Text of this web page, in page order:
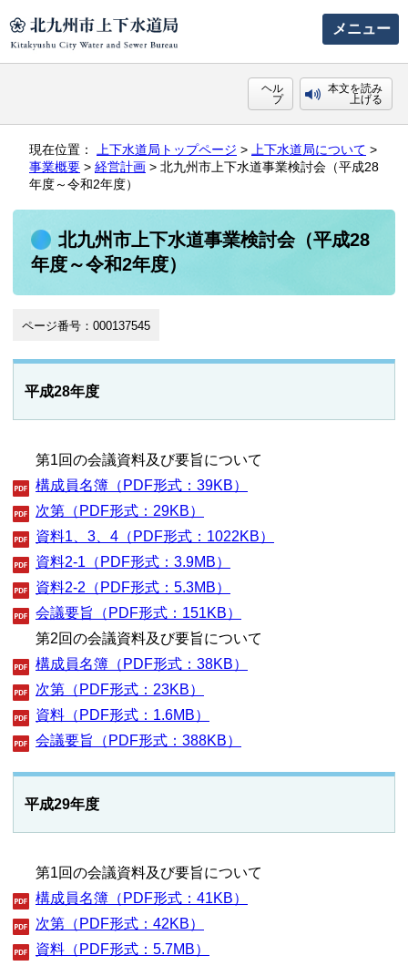
メニュー
ヘル
プ
本文を読み
上げる
現在位置： 上下水道局トップページ > 上下水道局について >
事業概要 > 経営計画 > 北九州市上下水道事業検討会（平成28
年度～令和2年度）
北九州市上下水道事業検討会（平成28
年度～令和2年度）
ページ番号：000137545
平成28年度
第1回の会議資料及び要旨について
構成員名簿（PDF形式：39KB）
次第（PDF形式：29KB）
資料1、3、4（PDF形式：1022KB）
資料2-1（PDF形式：3.9MB）
資料2-2（PDF形式：5.3MB）
会議要旨（PDF形式：151KB）
第2回の会議資料及び要旨について
構成員名簿（PDF形式：38KB）
次第（PDF形式：23KB）
資料（PDF形式：1.6MB）
会議要旨（PDF形式：388KB）
平成29年度
第1回の会議資料及び要旨について
構成員名簿（PDF形式：41KB）
次第（PDF形式：42KB）
資料（PDF形式：5.7MB）